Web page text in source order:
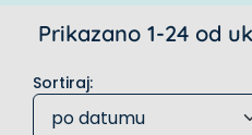
Prikazano 1-24 od
Sortiraj:
po datumu